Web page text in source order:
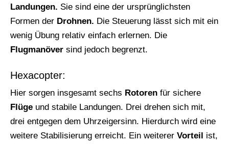
Landungen. Sie sind eine der ursprünglichsten
Formen der Drohnen. Die Steuerung lässt sich mit ein
wenig Übung relativ einfach erlernen. Die
Flugmanöver sind jedoch begrenzt.
Hexacopter:
Hier sorgen insgesamt sechs Rotoren für sichere
Flüge und stabile Landungen. Drei drehen sich mit,
drei entgegen dem Uhrzeigersinn. Hierdurch wird eine
weitere Stabilisierung erreicht. Ein weiterer Vorteil ist,